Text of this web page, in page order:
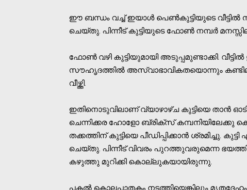
ഈ ബന്ധം വച്ച് ഇയാള്‍ പെണ്‍കുട്ടിയുടെ
ചെയ്തു. പിന്നീട് കുട്ടിയുടെ ഫോണ്‍ നമ്പര്‍
ഫോണ്‍ വഴി കുട്ടിയുമായി അടുപ്പമുണ്ടാക്കി.
സൗഹൃദത്തില്‍ അസ്വാഭാവികതയൊന്നും
വീഴ്ത്തി.
ഇതിനൊടുവിലാണ് വ്യാഴാഴ്ച കുട്ടിയെ താന്‍
ചെന്നിക്കര ഹോളോ ബ്രിക്‌സ്
തക്കത്തിന് കുട്ടിയെ പീഡിപ്പിക്കാന്‍ ശ്രമിച്ചു.
ചെയ്തു. പിന്നീട് വിവരം പുറത്തുവരുമെന്ന
കഴുത്തു മുറിക്കി കൊല്ലുകയായിരുന്നു.
പകല്‍ കൊലപാതകം നടത്തിയെങ്കിലും മൃതദേഹം